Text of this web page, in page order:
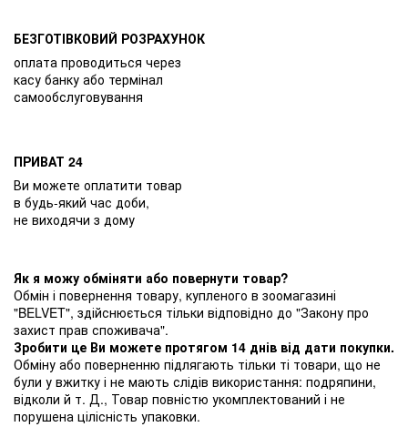
БЕЗГОТІВКОВИЙ РОЗРАХУНОК
оплата проводиться через
касу банку або термінал
самообслуговування
ПРИВАТ 24
Ви можете оплатити товар
в будь-який час доби,
не виходячи з дому
Як я можу обміняти або повернути товар?
Обмін і повернення товару, купленого в зоомагазині
"BELVET", здійснюється тільки відповідно до "Закону про
захист прав споживача".
Зробити це Ви можете протягом 14 днів від дати покупки.
Обміну або поверненню підлягають тільки ті товари, що не
були у вжитку і не мають слідів використання: подряпини,
відколи й т. Д., Товар повністю укомплектований і не
порушена цілісність упаковки.